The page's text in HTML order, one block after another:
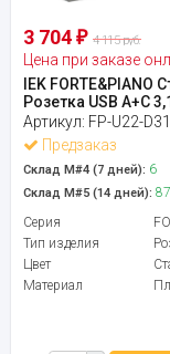
3 704 ₽ 4 115 руб.
Цена при заказе
IEK FORTE&PIANO
Розетка USB A+C
Артикул: FP-U22-
Предзаказ
Склад М#4 (7 дней): 6
Склад М#5 (14 дней):
Серия
Тип изделия
Цвет
Материал